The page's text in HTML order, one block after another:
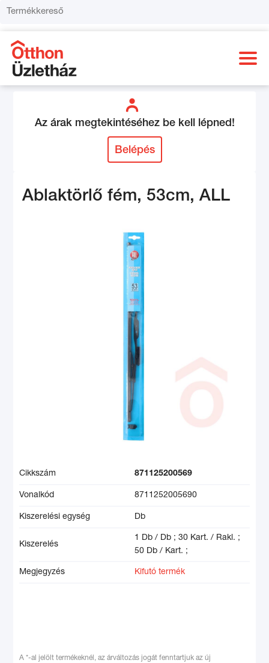
Az árak megtekintéséhez be kell lépned!
Belépés
Ablaktörlő fém, 53cm, ALL
Cikkszám 871125200569
Vonalkód 8711252005690
Kiszerelési egység Db
Kiszerelés
1 Db / Db ; 30 Kart. / Rakl. ;
50 Db / Kart. ;
Megjegyzés Kifutó termék
A *-al jelölt termékeknél, az árváltozás jogát fenntartjuk az új